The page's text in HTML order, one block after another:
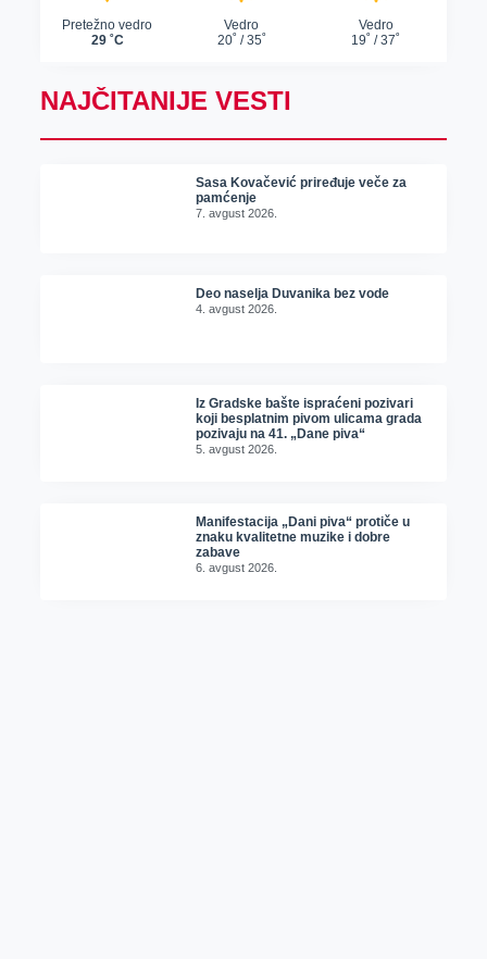
NAJČITANIJE VESTI
Sasa Kovačević priređuje veče za
pamćenje
7. avgust 2026.
Deo naselja Duvanika bez vode
4. avgust 2026.
Iz Gradske bašte ispraćeni pozivari
koji besplatnim pivom ulicama grada
pozivaju na 41. „Dane piva“
5. avgust 2026.
Manifestacija „Dani piva“ protiče u
znaku kvalitetne muzike i dobre
zabave
6. avgust 2026.